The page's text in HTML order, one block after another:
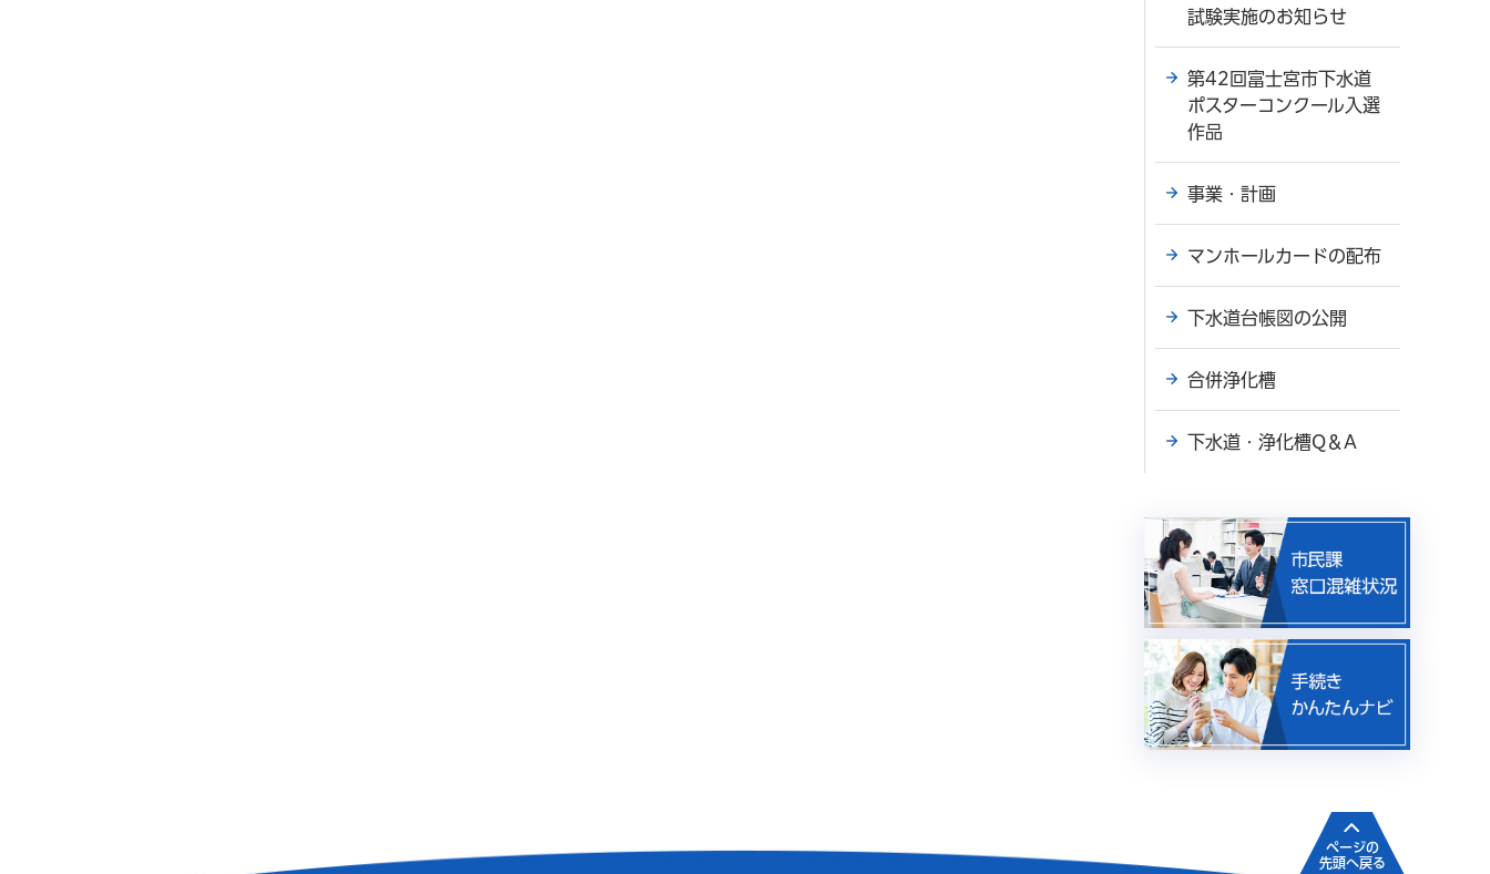
試験実施のお知らせ
第42回富士宮市下水道
ポスターコンクール入選
作品
事業・計画
マンホールカードの配布
下水道台帳図の公開
合併浄化槽
下水道・浄化槽Q＆A
ページの
先頭へ戻る